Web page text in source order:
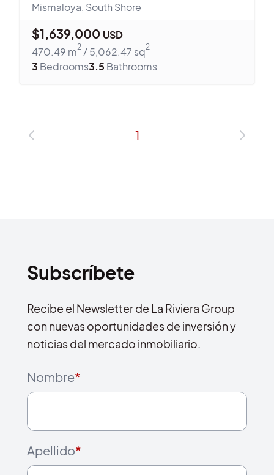
Mismaloya, South Shore
$1,639,000 USD
470.49 m2 /5,062.47 sq2
3 Bedrooms3.5 Bathrooms
1
Subscríbete
Recibe el Newsletter de La Riviera Group
con nuevas oportunidades de inversión y
noticias del mercado inmobiliario.
Nombre*
Apellido*